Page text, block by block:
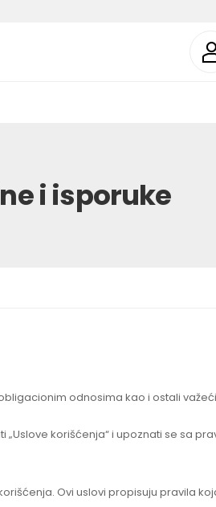
i isporuke
odnosima kao i ostali
„Uslove korišćenja“ i upoznati se sa
Ovi uslovi propisuju pravila